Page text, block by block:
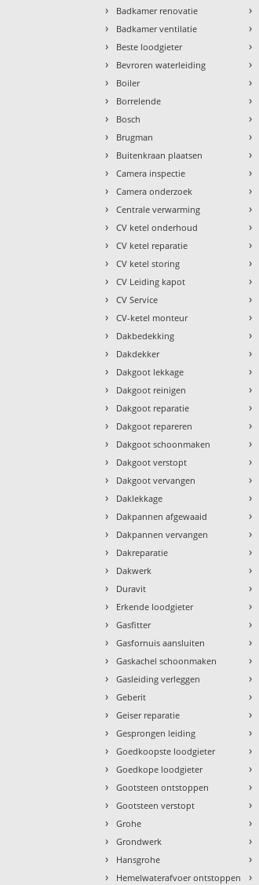
› Badkamer renovatie
› Badkamer ventilatie
› Beste loodgieter
› Bevroren waterleiding
› Boiler
› Borrelende
› Bosch
› Brugman
› Buitenkraan plaatsen
› Camera inspectie
› Camera onderzoek
› Centrale verwarming
› CV ketel onderhoud
› CV ketel reparatie
› CV ketel storing
› CV Leiding kapot
› CV Service
› CV-ketel monteur
› Dakbedekking
› Dakdekker
› Dakgoot lekkage
› Dakgoot reinigen
› Dakgoot reparatie
› Dakgoot repareren
› Dakgoot schoonmaken
› Dakgoot verstopt
› Dakgoot vervangen
› Daklekkage
› Dakpannen afgewaaid
› Dakpannen vervangen
› Dakreparatie
› Dakwerk
› Duravit
› Erkende loodgieter
› Gasfitter
› Gasfornuis aansluiten
› Gaskachel schoonmaken
› Gasleiding verleggen
› Geberit
› Geiser reparatie
› Gesprongen leiding
› Goedkoopste loodgieter
› Goedkope loodgieter
› Gootsteen ontstoppen
› Gootsteen verstopt
› Grohe
› Grondwerk
› Hansgrohe
› Hemelwaterafvoer ontstoppen
›
›
›
›
›
›
›
›
›
›
›
›
›
›
›
›
›
›
›
›
›
›
›
›
›
›
›
›
›
›
›
›
›
›
›
›
›
›
›
›
›
›
›
›
›
›
›
›
›